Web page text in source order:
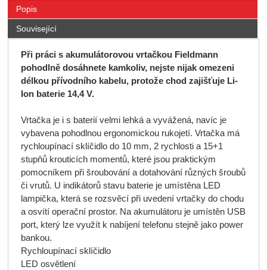
Popis
Související
Při práci s akumulátorovou vrtačkou Fieldmann
pohodlně dosáhnete kamkoliv, nejste nijak omezeni
délkou přívodního kabelu, protože chod zajišťuje Li-
Ion baterie 14,4 V.
Vrtačka je i s baterií velmi lehká a vyvážená, navíc je
vybavena pohodlnou ergonomickou rukojetí. Vrtačka má
rychloupínací sklíčidlo do 10 mm, 2 rychlosti a 15+1
stupňů krouticích momentů, které jsou praktickým
pomocníkem při šroubování a dotahování různých šroubů
či vrutů. U indikátorů stavu baterie je umístěna LED
lampička, která se rozsvěcí při uvedení vrtačky do chodu
a osvítí operační prostor. Na akumulátoru je umístěn USB
port, který lze využít k nabíjení telefonu stejně jako power
bankou.
Rychloupínací sklíčidlo
LED osvětlení